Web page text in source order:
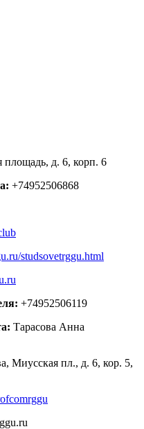
д. 6, корп. 6
+74952506868
studsovetrggu.html
+74952506119
Тарасова Анна
Миусская пл., д. 6, кор. 5,